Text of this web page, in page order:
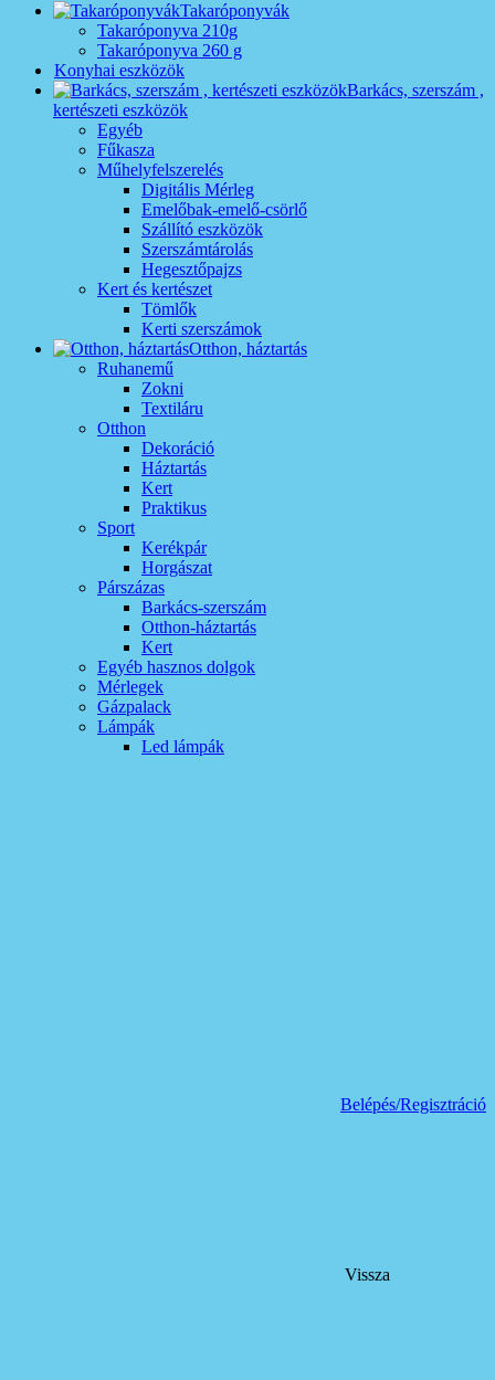
Takaróponyvák
Takaróponyva 210g
Takaróponyva 260 g
Konyhai eszközök
Barkács, szerszám ,
kertészeti eszközök
Egyéb
Fűkasza
Műhelyfelszerelés
Digitális Mérleg
Emelőbak-emelő-csörlő
Szállító eszközök
Szerszámtárolás
Hegesztőpajzs
Kert és kertészet
Tömlők
Kerti szerszámok
Otthon, háztartás
Ruhanemű
Zokni
Textiláru
Otthon
Dekoráció
Háztartás
Kert
Praktikus
Sport
Kerékpár
Horgászat
Párszázas
Barkács-szerszám
Otthon-háztartás
Kert
Egyéb hasznos dolgok
Mérlegek
Gázpalack
Lámpák
Led lámpák
Belépés/Regisztráció
Vissza